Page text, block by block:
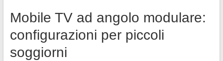
Mobile TV ad angolo modulare:
configurazioni per piccoli
soggiorni